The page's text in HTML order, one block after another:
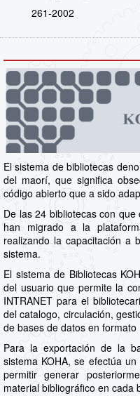
261-2002
El sistema de bibliotecas
del maorí, que significa
código abierto que a sido
De las 24 bibliotecas con
han migrado a la
realizando la capacitación a
sistema.
El sistema de Bibliotecas
del usuario que permite la
INTRANET para el
del catalogo, circulación,
de bases de datos en formato
Para la exportación de la
sistema KOHA, se efectúa
permitir generar
material bibliográfico en cada